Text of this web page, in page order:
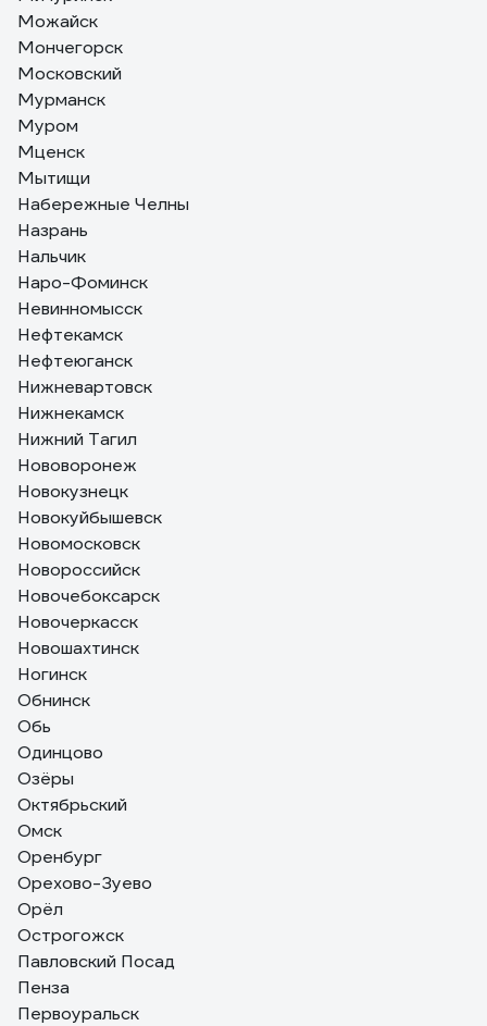
Можайск
Мончегорск
Московский
Мурманск
Муром
Мценск
Мытищи
Набережные Челны
Назрань
Нальчик
Наро-Фоминск
Невинномысск
Нефтекамск
Нефтеюганск
Нижневартовск
Нижнекамск
Нижний Тагил
Нововоронеж
Новокузнецк
Новокуйбышевск
Новомосковск
Новороссийск
Новочебоксарск
Новочеркасск
Новошахтинск
Ногинск
Обнинск
Обь
Одинцово
Озёры
Октябрьский
Омск
Оренбург
Орехово-Зуево
Орёл
Острогожск
Павловский Посад
Пенза
Первоуральск